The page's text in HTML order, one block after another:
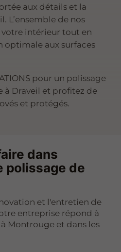
aux détails et la
L’ensemble de nos
intérieur tout en
aux surfaces
pour un polissage
à Draveil et profitez de
et protégés.
dans
polissage de
et l'entretien de
entreprise répond à
Montrouge et dans les